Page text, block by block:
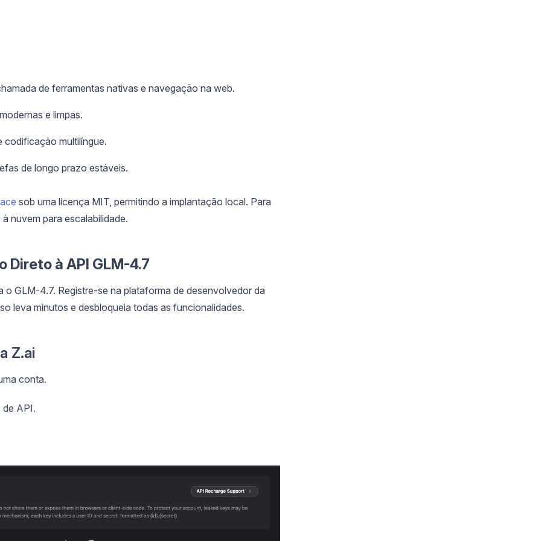
de ferramentas nativas e navegação na web.
e limpas.
codificação multilíngue.
de longo prazo estáveis.
sob uma licença MIT, permitindo a implantação local. Para
nuvem para escalabilidade.
à API GLM-4.7
GLM-4.7. Registre-se na plataforma de desenvolvedor da
leva minutos e desbloqueia todas as funcionalidades.
Z.ai
conta.
de API.